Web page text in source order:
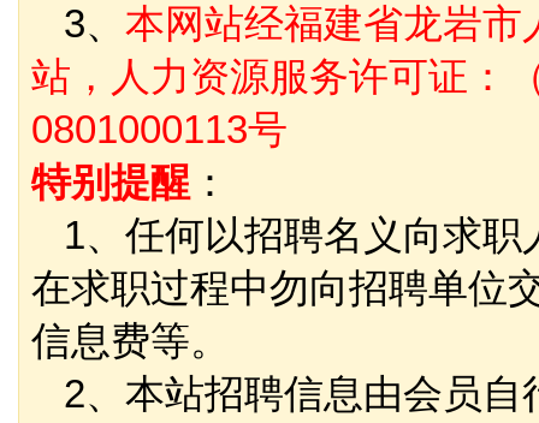
3、 本网站经福建省龙岩
站，人力资源服务许可证：
0801000113号
特别提醒 ：
1、任何以招聘名义向求职
在求职过程中勿向招聘单位
信息费等。
2、本站招聘信息由会员自